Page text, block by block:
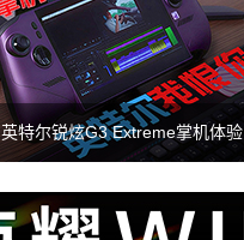
英特尔锐炫G3 Extreme掌机体验